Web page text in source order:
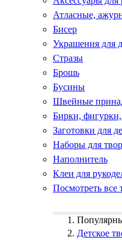
Атласные,
Бисер
Украшения для
Стразы
Брошь
Бусины
Швейные
Бирки,
Заготовки для
Наборы для
Наполнитель
Клеи для
Посмотреть все
Детское